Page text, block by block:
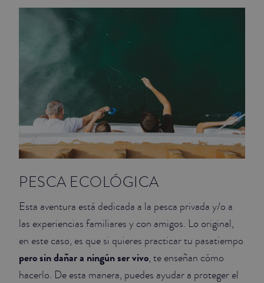
PESCA ECOLÓGICA
Esta aventura está dedicada a la pesca privada y/o a
las experiencias familiares y con amigos. Lo original,
en este caso, es que si quieres practicar tu pasatiempo
pero sin dañar a ningún ser vivo, te enseñan cómo
hacerlo. De esta manera, puedes ayudar a proteger el